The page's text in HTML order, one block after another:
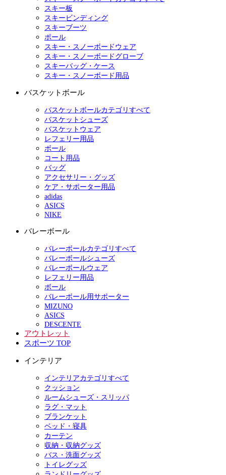
スキー板
スキービンディング
スキーブーツ
ポール
スキー・スノーボードウェア
スキー・スノーボードグローブ
スキーバッグ・ケース
スキー・スノーボード用品
バスケットボール
バスケットボールカテゴリすべて
バスケットシューズ
バスケットウェア
レフェリー用品
ボール
コート用品
バッグ
アクセサリー・グッズ
ケア・サポーター用品
adidas
ASICS
NIKE
バレーボール
バレーボールカテゴリすべて
バレーボールシューズ
バレーボールウェア
レフェリー用品
ボール
バレーボール用サポーター
MIZUNO
ASICS
DESCENTE
アウトレット
スポーツ TOP
インテリア
インテリアカテゴリすべて
クッション
ルームシューズ・スリッパ
ラグ・マット
ブランケット
ベッド・寝具
カーテン
収納・収納グッズ
バス・洗面グッズ
トイレグッズ